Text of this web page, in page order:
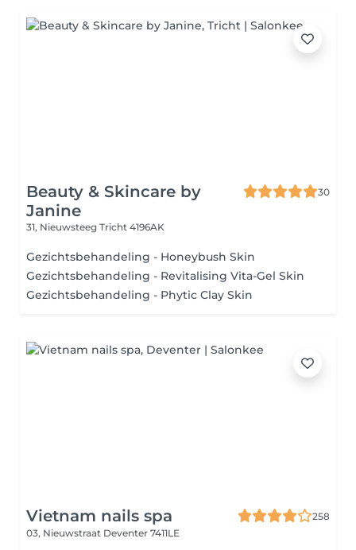
Beauty & Skincare by
Janine
30
31, Nieuwsteeg Tricht 4196AK
Gezichtsbehandeling - Honeybush Skin
Gezichtsbehandeling - Revitalising Vita-Gel Skin
Gezichtsbehandeling - Phytic Clay Skin
Vietnam nails spa
258
03, Nieuwstraat Deventer 7411LE